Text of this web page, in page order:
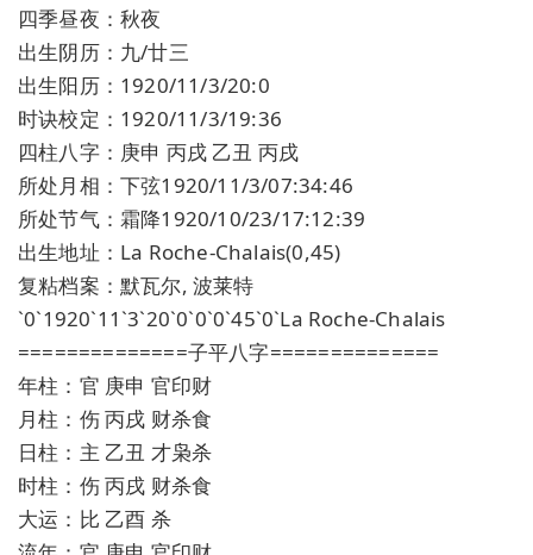
四季昼夜：秋夜
出生阴历：九/廿三
出生阳历：1920/11/3/20:0
时诀校定：1920/11/3/19:36
四柱八字：庚申 丙戌 乙丑 丙戌
所处月相：下弦1920/11/3/07:34:46
所处节气：霜降1920/10/23/17:12:39
出生地址：La Roche-Chalais(0,45)
复粘档案：默瓦尔, 波莱特
`0`1920`11`3`20`0`0`0`45`0`La Roche-Chalais
==============子平八字==============
年柱：官 庚申 官印财
月柱：伤 丙戌 财杀食
日柱：主 乙丑 才枭杀
时柱：伤 丙戌 财杀食
大运：比 乙酉 杀